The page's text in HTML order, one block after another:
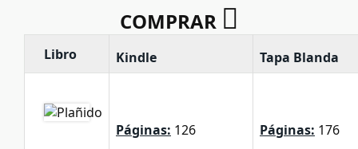
COMPRAR
Libro Kindle Tapa Blanda
Páginas: 126
Páginas: 176